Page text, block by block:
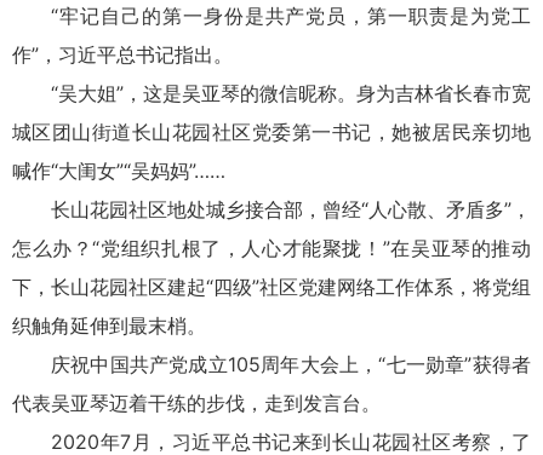
“牢记自己的第一身份是共产党员，第一职责是为党工
作”，习近平总书记指出。
“吴大姐”，这是吴亚琴的微信昵称。身为吉林省长春市宽
城区团山街道长山花园社区党委第一书记，她被居民亲切地
喊作“大闺女”“吴妈妈”
长山花园社区地处城乡接合部，曾经“人心散、矛盾多”，
怎么办？“党组织扎根了，人心才能聚拢！”在吴亚琴的推动
下，长山花园社区建起“四级”社区党建网络工作体系，将党组
织触角延伸到最末梢。
庆祝中国共产党成立105周年大会上，“七一勋章”获得者
代表吴亚琴迈着干练的步伐，走到发言台。
2020年7月，习近平总书记来到长山花园社区考察，了